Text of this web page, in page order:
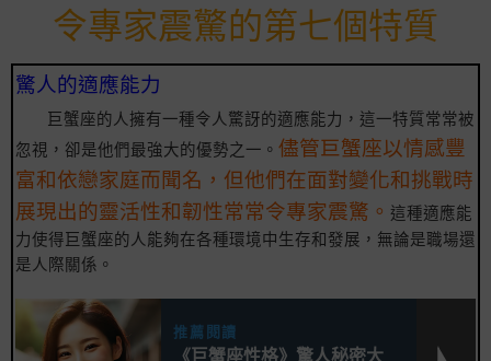
令專家震驚的第七個特質
驚人的適應能力
巨蟹座的人擁有一種令人驚訝的適應能力，這一特質常常被
忽視，卻是他們最強大的優勢之一。 儘管巨蟹座以情感豐
富和依戀家庭而聞名，但他們在面對變化和挑戰時
展現出的靈活性和韌性常常令專家震驚。 這種適應能
力使得巨蟹座的人能夠在各種環境中生存和發展，無論是職場還
是人際關係。
推薦閱讀
《巨蟹座性格》驚人秘密大